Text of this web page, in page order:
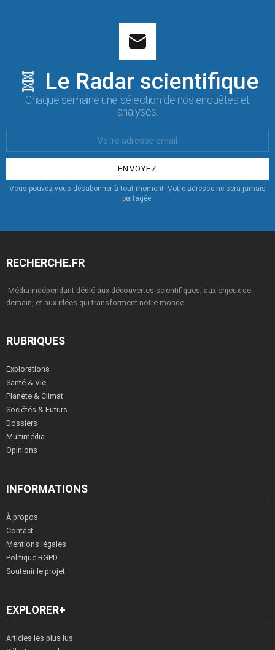
🧬 Le Radar scientifique
Chaque semaine une sélection de nos enquêtes et
analyses.
:
Vous pouvez vous désabonner à tout moment. Votre adresse ne sera jamais
partagée.
RECHERCHE.FR
Média indépendant dédié aux découvertes scientifiques, aux enjeux de
demain, et aux idées qui transforment notre monde.
RUBRIQUES
Explorations
Santé & Vie
Planète & Climat
Sociétés & Futurs
Dossiers
Multimédia
Opinions
INFORMATIONS
À propos
Contact
Mentions légales
Politique RGPD
Soutenir le projet
EXPLORER+
Articles les plus lus